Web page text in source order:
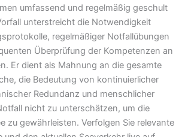
umfassend und regelmäßig geschult
unterstreicht die Notwendigkeit
regelmäßiger Notfallübungen
Überprüfung der Kompetenzen an
Er dient als Mahnung an die gesamte
die Bedeutung von kontinuierlicher
Redundanz und menschlicher
nicht zu unterschätzen, um die
zu gewährleisten. Verfolgen Sie relevante